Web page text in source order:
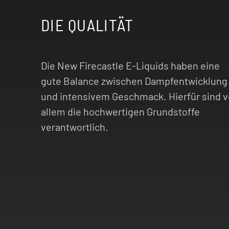
DIE QUALITÄT
Die New Firecastle E-Liquids haben eine
gute Balance zwischen Dampfentwicklung
und intensivem Geschmack. Hierfür sind
allem die hochwertigen Grundstoffe
verantwortlich.